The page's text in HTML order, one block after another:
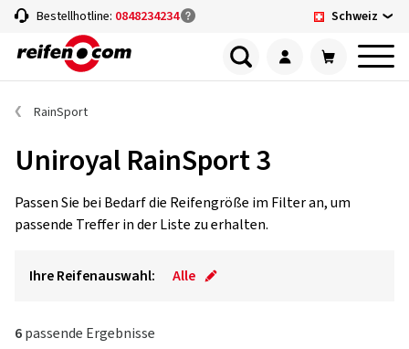
Bestellhotline: 0848234234 Schweiz
RainSport
Uniroyal RainSport 3
Passen Sie bei Bedarf die Reifengröße im Filter an, um
passende Treffer in der Liste zu erhalten.
Ihre Reifenauswahl: Alle
6passende Ergebnisse